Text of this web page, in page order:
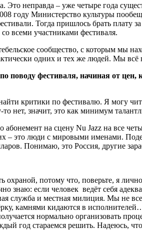
Это неправда – уже четыре года
году Министерство культуры
Тогда пришлось брать плату
всеми участниками фестиваля.
сообщество, с которым мы
одних и тех же людей. Мы
поводу фестиваля, начиная от
критики по фестивалю. Я могу
нет, значит, это как минимум
абонемент на сцену Nu Jazz на все
– это люди с мировыми именами.
Понимаю, это Россия, другие
охраной, потому что, поверьте, я
знаю: если человек ведёт себя
служба и местная милиция. Мы не
камнями кидаются в
нормально организовать
год стараемся решить. Надеюсь,